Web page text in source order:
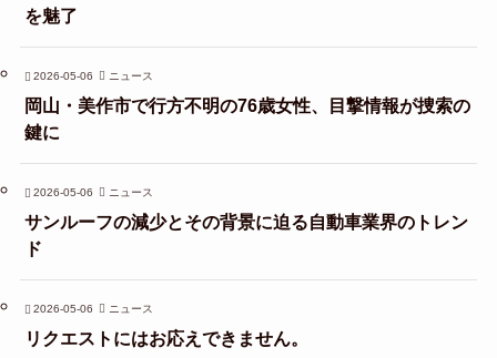
を魅了
2026-05-06 ニュース
岡山・美作市で行方不明の76歳女性、目撃情報が捜索の
鍵に
2026-05-06 ニュース
サンルーフの減少とその背景に迫る自動車業界のトレン
ド
2026-05-06 ニュース
リクエストにはお応えできません。